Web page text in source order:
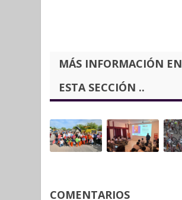
MÁS INFORMACIÓN EN
ESTA SECCIÓN ..
COMENTARIOS